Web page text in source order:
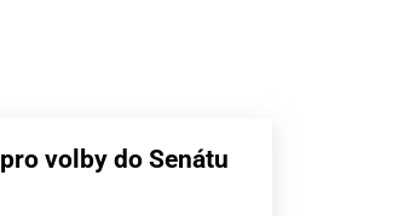
volby do Senátu